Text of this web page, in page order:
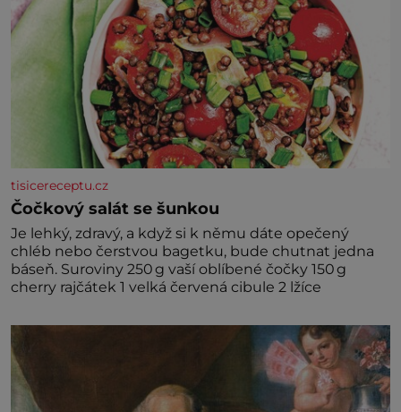
tisicereceptu.cz
Čočkový salát se šunkou
Je lehký, zdravý, a když si k němu dáte opečený
chléb nebo čerstvou bagetku, bude chutnat jedna
báseň. Suroviny 250 g vaší oblíbené čočky 150 g
cherry rajčátek 1 velká červená cibule 2 lžíce